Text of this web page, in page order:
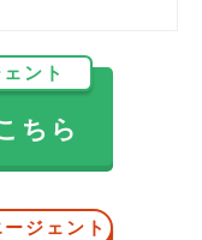
ント
ちら
ジェント